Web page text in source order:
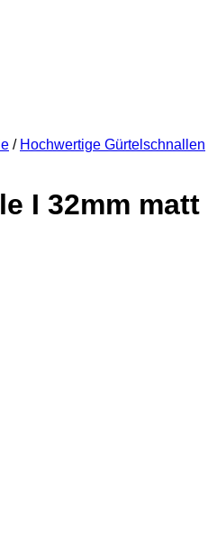
/ Hochwertige Gürtelschnallen
I 32mm matt